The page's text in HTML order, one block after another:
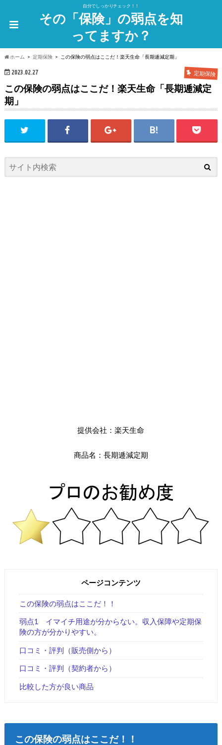
自分でしっかりチェック！！
その「保険」の弱点を知
ってますか？
ホーム 定期保険 この保険の弱点はここだ！楽天生命「長期逓減定期」
2023.02.27 定期保険
この保険の弱点はここだ！楽天生命「長期逓減定
期」
提供会社：楽天生命
商品名：長期逓減定期
ページコンテンツ
この保険の弱点はここだ！！
弱点1 イマイチ用途が分からない。収入保障や定期保
険の方が分かりやすい。
口コミ・評判（販売側から）
口コミ・評判（契約者から）
比較した方が良い商品
この保険の弱点はここだ！！